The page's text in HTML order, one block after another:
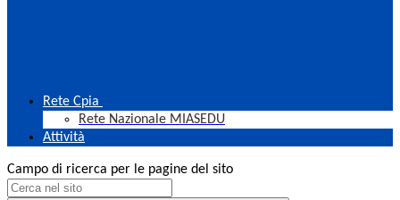
Rete Cpia
Rete Nazionale MIASEDU
Attività
Campo di ricerca per le pagine del sito